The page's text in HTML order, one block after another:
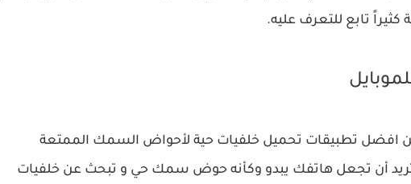
افضل تطبيقات تحميل خلفيات حية لأحواض السمك الممتعة
أن تجعل هاتفك يبدو وكأنه حوض سمك حي و تبحث عن خلفيات